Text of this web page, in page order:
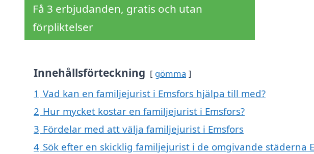
Få 3 erbjudanden, gratis och utan
förpliktelser
Innehållsförteckning gömma
1 Vad kan en familjejurist i Emsfors hjälpa till med?
2 Hur mycket kostar en familjejurist i Emsfors?
3 Fördelar med att välja familjejurist i Emsfors
4 Sök efter en skicklig familjejurist i de omgivande städerna